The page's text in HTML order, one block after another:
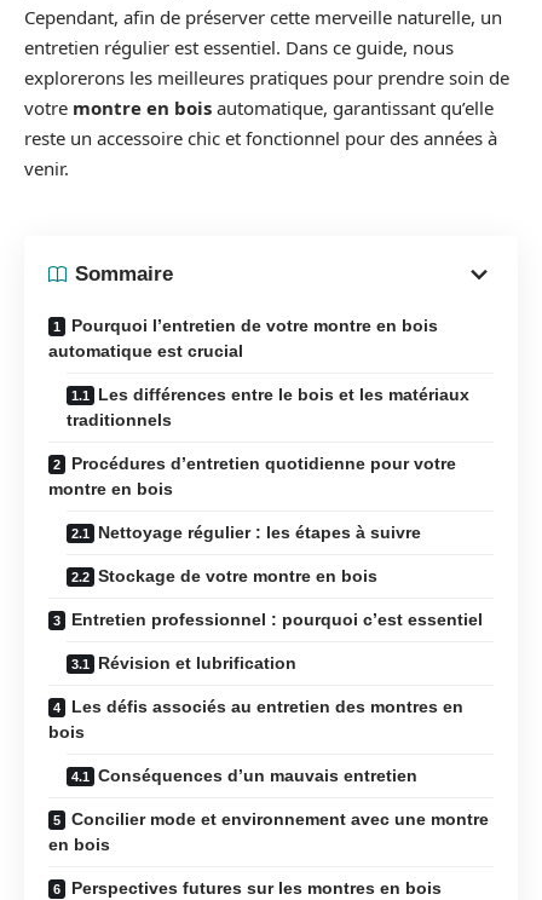
Cependant, afin de préserver cette merveille naturelle, un
entretien régulier est essentiel. Dans ce guide, nous
explorerons les meilleures pratiques pour prendre soin de
votre montre en bois automatique, garantissant qu’elle
reste un accessoire chic et fonctionnel pour des années à
venir.
Sommaire
Pourquoi l’entretien de votre montre en bois
automatique est crucial
Les différences entre le bois et les matériaux
traditionnels
Procédures d’entretien quotidienne pour votre
montre en bois
Nettoyage régulier : les étapes à suivre
Stockage de votre montre en bois
Entretien professionnel : pourquoi c’est essentiel
Révision et lubrification
Les défis associés au entretien des montres en
bois
Conséquences d’un mauvais entretien
Concilier mode et environnement avec une montre
en bois
Perspectives futures sur les montres en bois